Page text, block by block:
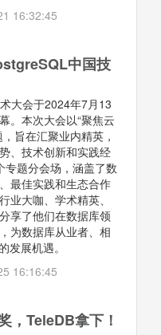
16:32:45
中国技
大会于2024年7月13
。本次大会以“聚焦云
旨在汇聚业内精英，
、技术创新和实践经
题分会场，涵盖了数
最佳实践和生态合作
业大咖、学术精英、
享了他们在数据库领
为数据库从业者、相
发展机遇。
16:16:45
，TeleDB拿下！